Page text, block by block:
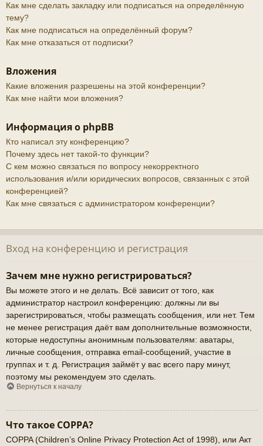
Как мне сделать закладку или подписаться на определённую
тему?
Как мне подписаться на определённый форум?
Как мне отказаться от подписки?
Вложения
Какие вложения разрешены на этой конференции?
Как мне найти мои вложения?
Информация о phpBB
Кто написал эту конференцию?
Почему здесь нет такой-то функции?
С кем можно связаться по вопросу некорректного
использования и/или юридических вопросов, связанных с этой
конференцией?
Как мне связаться с администратором конференции?
Вход на конференцию и регистрация
Зачем мне нужно регистрироваться?
Вы можете этого и не делать. Всё зависит от того, как
администратор настроил конференцию: должны ли вы
зарегистрироваться, чтобы размещать сообщения, или нет. Тем
не менее регистрация даёт вам дополнительные возможности,
которые недоступны анонимным пользователям: аватары,
личные сообщения, отправка email-сообщений, участие в
группах и т. д. Регистрация займёт у вас всего пару минут,
поэтому мы рекомендуем это сделать.
Вернуться к началу
Что такое COPPA?
COPPA (Children’s Online Privacy Protection Act of 1998), или Акт